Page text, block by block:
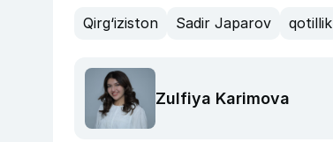
Qirg‘iziston Sadir Japarov qotillik
Zulfiya Karimova